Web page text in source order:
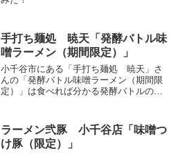
手打ち麺処 暁天「発酵バトル味
噌ラーメン（期間限定）」
小千谷市にある「手打ち麺処 暁天」さ
んの「発酵バトル味噌ラーメン（期間限
定）」は食べれば分かる発酵バトルの一
ラーメン弐豚 小千谷店「味噌つ
け豚（限定）」